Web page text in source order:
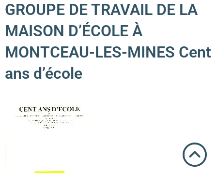
GROUPE DE TRAVAIL DE LA
MAISON D’ÉCOLE À
MONTCEAU-LES-MINES Cent
ans d’école